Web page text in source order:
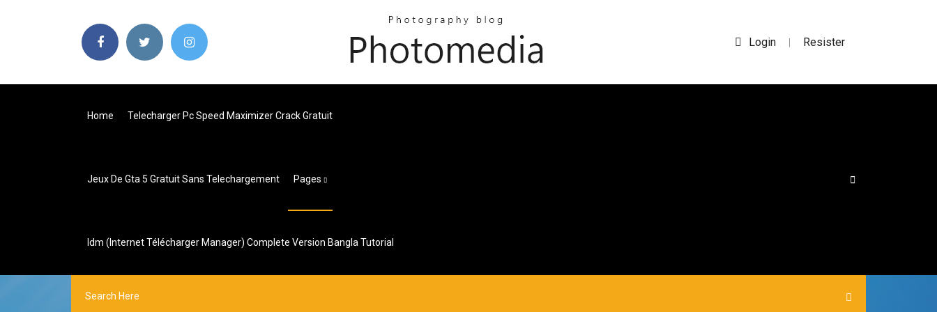
Login | Resister
Home Telecharger Pc Speed Maximizer Crack Gratuit
Jeux De Gta 5 Gratuit Sans Telechargement Pages
Idm (internet Télécharger Manager) Complete Version Bangla Tutorial